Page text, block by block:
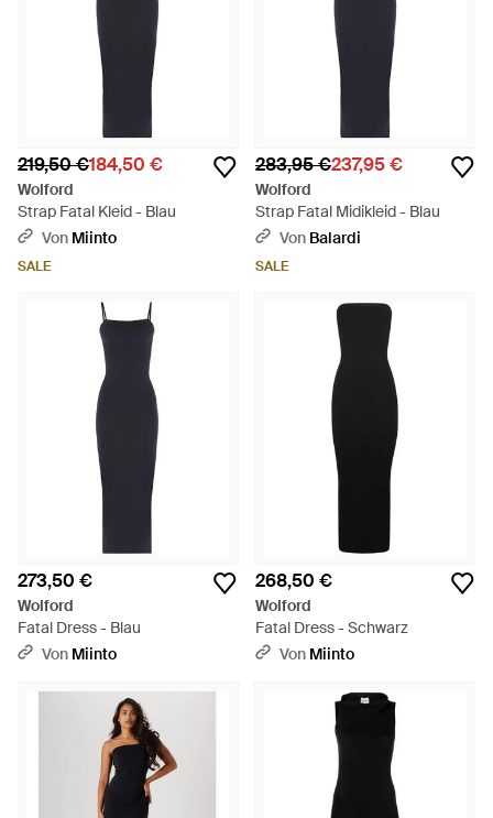
219,50 €184,50 €
Wolford
Strap Fatal Kleid - Blau
Von Miinto
SALE
283,95 €237,95 €
Wolford
Strap Fatal Midikleid - Blau
Von Balardi
SALE
273,50 €
Wolford
Fatal Dress - Blau
Von Miinto
268,50 €
Wolford
Fatal Dress - Schwarz
Von Miinto